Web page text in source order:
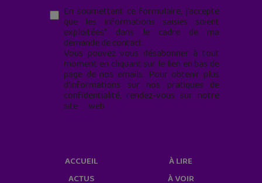
En soumettant ce formulaire, j’accepte
que les informations saisies soient
exploitées* dans le cadre de ma
demande de contact.
Vous pouvez vous désabonner à tout
moment en cliquant sur le lien en bas de
page de nos emails. Pour obtenir plus
d'informations sur nos pratiques de
confidentialité, rendez-vous sur notre
site web
ACCUEIL
ACTUS
À LIRE
À VOIR